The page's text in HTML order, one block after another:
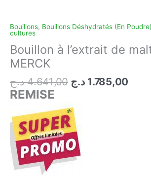
Bouillons, Bouillons Déshydratés (En Poudre)
cultures
Bouillon à l’extrait de
MERCK
4.641,00 د.ج
Le
prix
était :
1.785,00 د.ج
REMISE